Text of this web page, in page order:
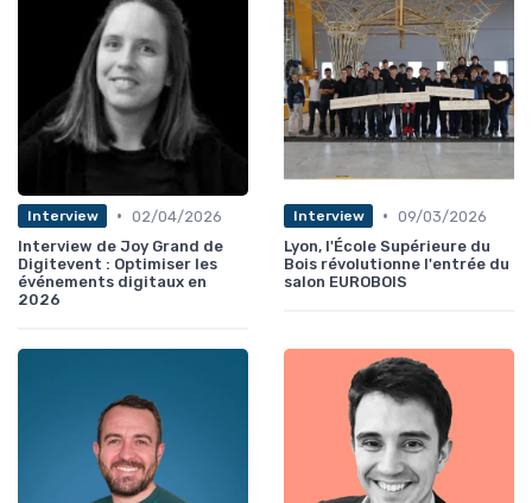
Interview • 02/04/2026
Interview de Joy Grand de
Digitevent : Optimiser les
événements digitaux en
2026
Interview • 09/03/2026
Lyon, l'École Supérieure du
Bois révolutionne l'entrée du
salon EUROBOIS